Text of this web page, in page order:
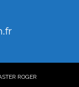
ROGER